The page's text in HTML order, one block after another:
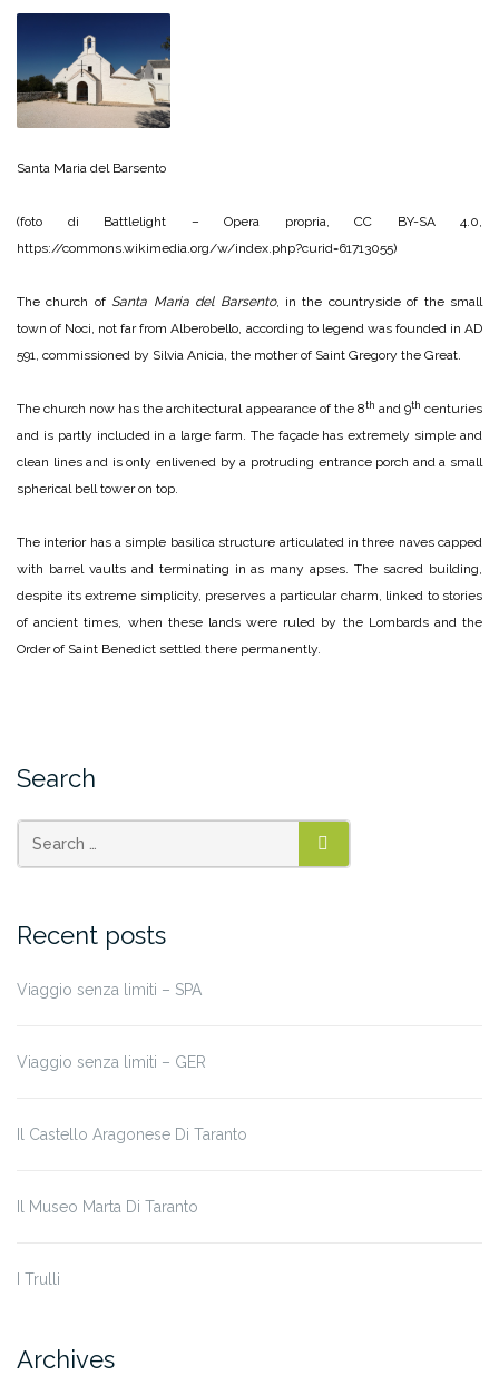
Santa Maria del Barsento
(foto di Battlelight – Opera propria, CC BY-SA 4.0,
https://commons.wikimedia.org/w/index.php?curid=61713055)
The church of Santa Maria del Barsento, in the countryside of the small
town of Noci, not far from Alberobello, according to legend was founded in AD
591, commissioned by Silvia Anicia, the mother of Saint Gregory the Great.
The church now has the architectural appearance of the 8th and 9th centuries
and is partly included in a large farm. The façade has extremely simple and
clean lines and is only enlivened by a protruding entrance porch and a small
spherical bell tower on top.
The interior has a simple basilica structure articulated in three naves capped
with barrel vaults and terminating in as many apses. The sacred building,
despite its extreme simplicity, preserves a particular charm, linked to stories
of ancient times, when these lands were ruled by the Lombards and the
Order of Saint Benedict settled there permanently.
Search
SEARCH
Recent posts
Viaggio senza limiti – SPA
Viaggio senza limiti – GER
Il Castello Aragonese Di Taranto
Il Museo Marta Di Taranto
I Trulli
Archives